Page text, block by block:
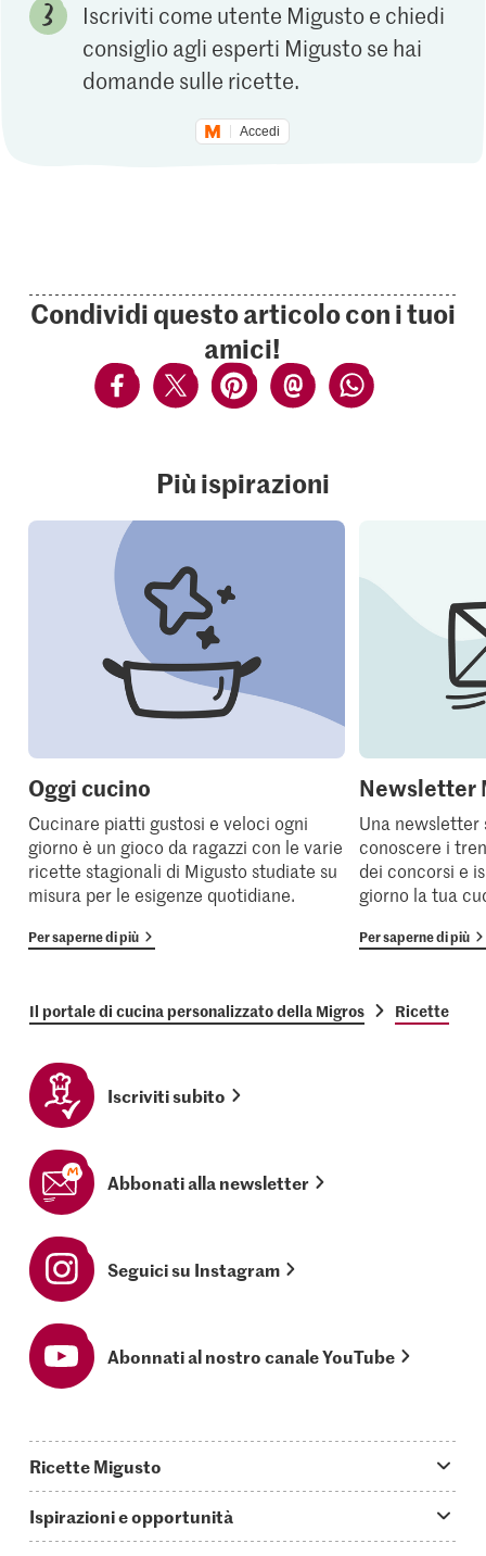
Iscriviti come utente Migusto e chiedi
consiglio agli esperti Migusto se hai
domande sulle ricette.
Accedi
Condividi questo articolo con i tuoi
amici!
Più ispirazioni
Oggi cucino
Cucinare piatti gustosi e veloci ogni
giorno è un gioco da ragazzi con le varie
ricette stagionali di Migusto studiate su
misura per le esigenze quotidiane.
Per saperne di più
Newsletter
Una
conoscere i
dei concorsi e
giorno la tua
Per saperne di più
Il portale di cucina personalizzato della Migros Ricette
Iscriviti subito
Abbonati alla newsletter
Seguici su Instagram
Abonnati al nostro canale YouTube
Ricette Migusto
Oggi cucino
Ispirazioni e opportunità